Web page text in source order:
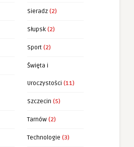
Sieradz (2)
Słupsk (2)
Sport (2)
Święta i
Uroczystości (11)
Szczecin (5)
Tarnów (2)
Technologie (3)